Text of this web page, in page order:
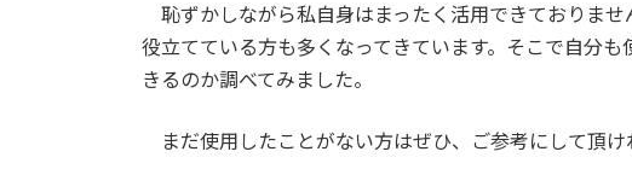
恥ずかしながら私自身はまったく活用できておりま
役立てている方も多くなってきています。そこで自分
きるのか調べてみました。
まだ使用したことがない方はぜひ、ご参考にして頂け